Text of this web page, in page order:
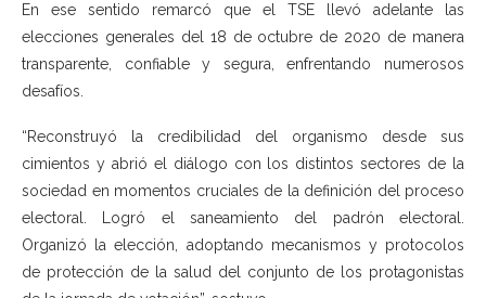
En ese sentido remarcó que el TSE llevó adelante las
elecciones generales del 18 de octubre de 2020 de manera
transparente, confiable y segura, enfrentando numerosos
desafíos.
“Reconstruyó la credibilidad del organismo desde sus
cimientos y abrió el diálogo con los distintos sectores de la
sociedad en momentos cruciales de la definición del proceso
electoral. Logró el saneamiento del padrón electoral.
Organizó la elección, adoptando mecanismos y protocolos
de protección de la salud del conjunto de los protagonistas